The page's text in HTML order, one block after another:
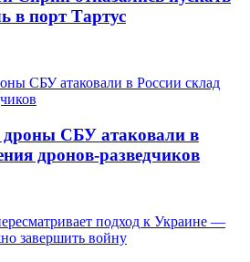
в порт Тартус
дроны СБУ атаковали в
дронов-разведчиков